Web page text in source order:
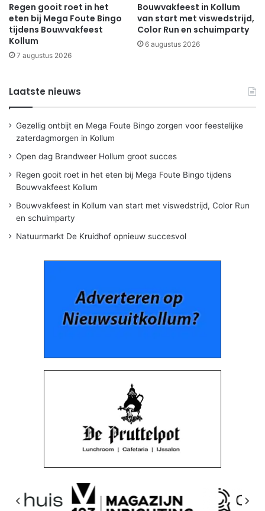
Regen gooit roet in het
eten bij Mega Foute Bingo
tijdens Bouwvakfeest
Kollum
7 augustus 2026
Bouwvakfeest in Kollum
van start met viswedstrijd,
Color Run en schuimparty
6 augustus 2026
Laatste nieuws
Gezellig ontbijt en Mega Foute Bingo zorgen voor feestelijke
zaterdagmorgen in Kollum
Open dag Brandweer Hollum groot succes
Regen gooit roet in het eten bij Mega Foute Bingo tijdens
Bouwvakfeest Kollum
Bouwvakfeest in Kollum van start met viswedstrijd, Color Run
en schuimparty
Natuurmarkt De Kruidhof opnieuw succesvol